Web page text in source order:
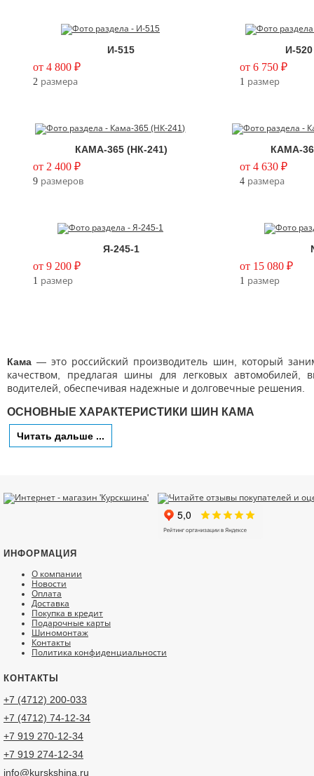
И-515
от 4 800 ₽
2размера
И-
от 6 750 ₽
1 размер
КАМА-365 (НК-241)
от 2 400 ₽
9размеров
КАМА-
от 4 630 ₽
4размера
Я-245-1
от 9 200 ₽
1 размер
от 15 080 ₽
1 размер
Кама — это российский производитель шин, который
качеством, предлагая шины для легковых автомобилей,
водителей, обеспечивая надежные и долговечные решения.
ОСНОВНЫЕ ХАРАКТЕРИСТИКИ ШИН КАМА
Читать дальше ...
ИНФОРМАЦИЯ
О компании
Новости
Оплата
Доставка
Покупка в кредит
Подарочные карты
Шиномонтаж
Контакты
Политика конфиденциальности
КОНТАКТЫ
+7 (4712) 200-033
+7 (4712) 74-12-34
+7 919 270-12-34
+7 919 274-12-34
info@kurskshina.ru